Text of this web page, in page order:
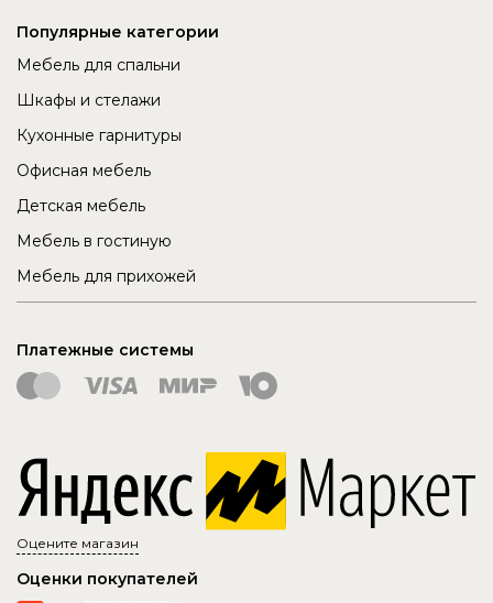
Популярные категории
Мебель для спальни
Шкафы и стелажи
Кухонные гарнитуры
Офисная мебель
Детская мебель
Мебель в гостиную
Мебель для прихожей
Платежные системы
Оцените магазин
Оценки покупателей